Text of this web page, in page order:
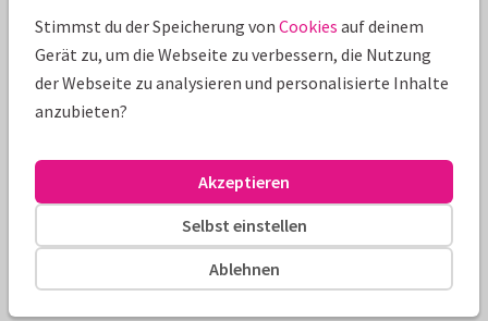
entstehenden CO2-Emissionen nach Vorgabe der ISO
berechnet und durch externe Klimaschutzprojekte
entsprechend ISO ausgeglichen.
Versand an eine DHL Packstation
Bestellst du eine Kartenauflage, die nicht durch den
Briefkasten passt, kannst du deine Bestellung auch an eine
DHL Packstation liefern lassen und anschließend dort
abholen. Das ist nicht nur praktisch, wenn du nicht Zuhause
bist, sondern auch noch nachhaltig! Deine Bestellung wird
Stimmst du der Speicherung von Cookies auf deinem
Gerät zu, um die Webseite zu verbessern, die Nutzung
der Webseite zu analysieren und personalisierte Inhalte
anzubieten?
Ablehnen
Selbst einstellen
Akzeptieren